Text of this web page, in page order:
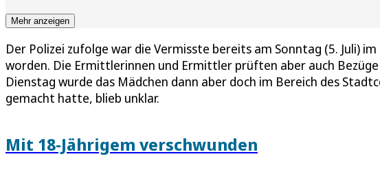
Mehr anzeigen
Der Polizei zufolge war die Vermisste bereits am Sonntag (5. Juli)
worden. Die Ermittlerinnen und Ermittler prüften aber auch
Dienstag wurde das Mädchen dann aber doch im Bereich des
gemacht hatte, blieb unklar.
Mit 18-Jährigem verschwunden